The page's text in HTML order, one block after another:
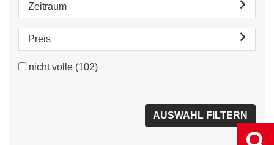
Zeitraum
Preis
nicht volle (102)